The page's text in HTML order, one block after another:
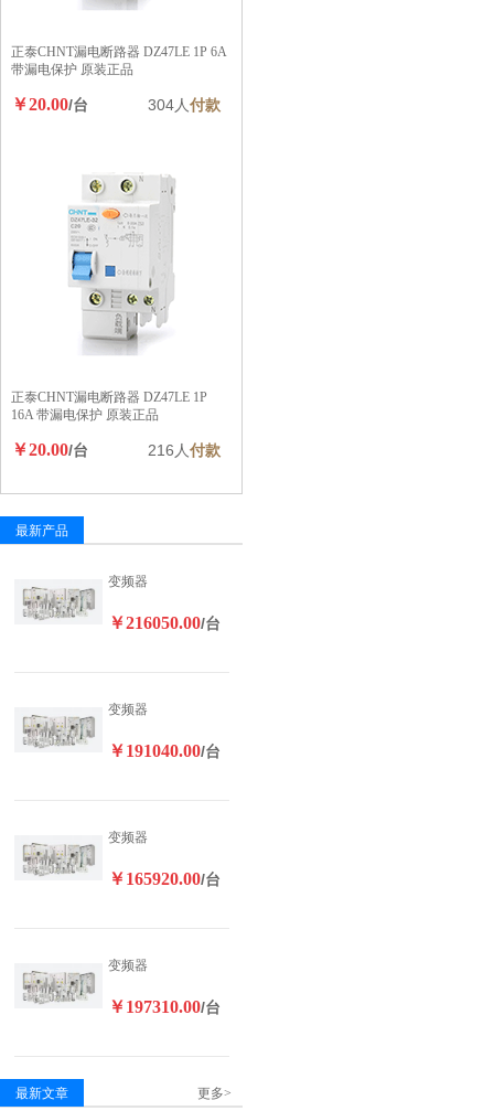
正泰CHNT漏电断路器 DZ47LE 1P 6A
带漏电保护 原装正品
￥20.00/台 304人付款
正泰CHNT漏电断路器 DZ47LE 1P
16A 带漏电保护 原装正品
￥20.00/台 216人付款
最新产品
变频器
￥216050.00/台
变频器
￥191040.00/台
变频器
￥165920.00/台
变频器
￥197310.00/台
最新文章 更多>